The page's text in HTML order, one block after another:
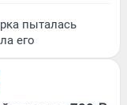
пыталась
его